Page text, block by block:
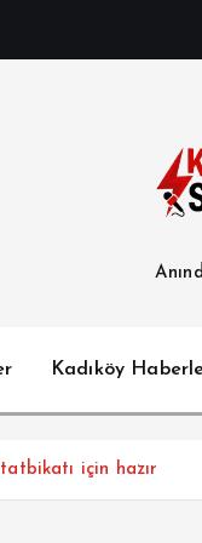
Kadıköy
için hazır